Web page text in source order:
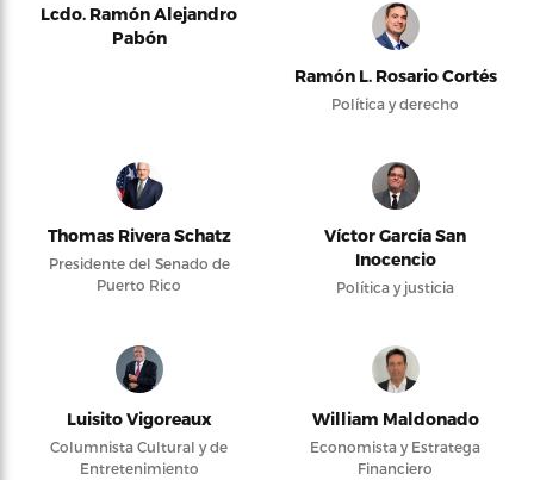
Lcdo. Ramón Alejandro
Pabón
Ramón L. Rosario Cortés
Política y derecho
Thomas Rivera Schatz
Presidente del Senado de
Puerto Rico
Víctor García San
Inocencio
Política y justicia
Luisito Vigoreaux
Columnista Cultural y de
Entretenimiento
William Maldonado
Economista y Estratega
Financiero